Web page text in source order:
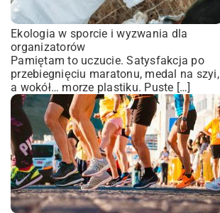
Ekologia w sporcie i wyzwania dla
organizatorów
Pamiętam to uczucie. Satysfakcja po
przebiegnięciu maratonu, medal na szyi,
a wokół… morze plastiku. Puste […]